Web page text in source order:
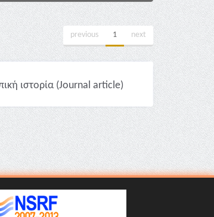
previous 1 next
ιστορία (Journal article)